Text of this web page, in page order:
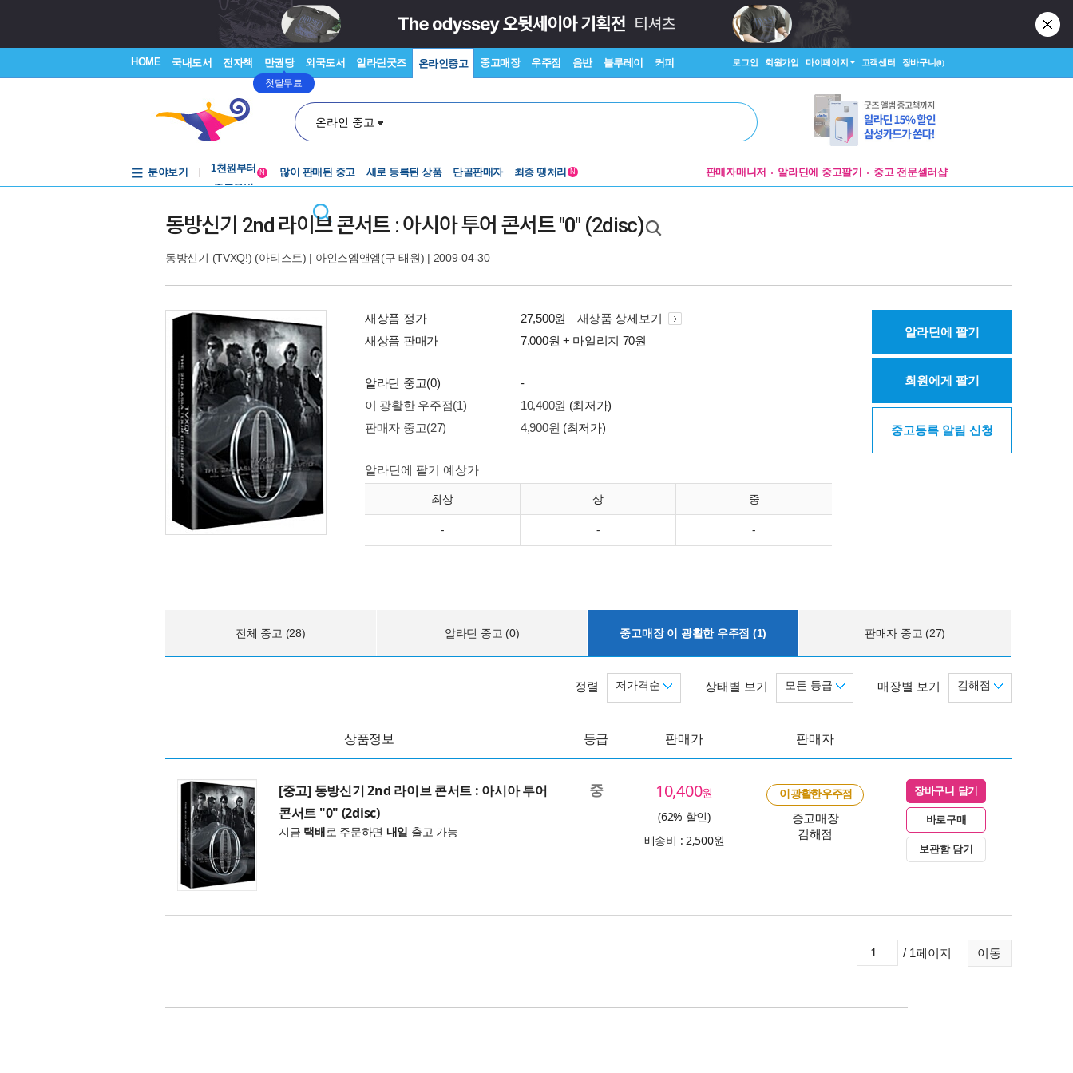
HOME 국내도서 전자책 만권당
첫달무료
외국도서 알라딘굿즈 온라인중고 중고매장 우주점 음반 블루레이 커피 로그인 회원가입 마이페이지 고객센터 장바구니(0)
온라인 중고
분야보기
중고음반
중고음반
N 많이 판매된 중고 새로 등록된 상품 단골판매자 최종 땡처리 N 판매자매니저 알라딘에 중고팔기 중고 전문셀러샵
동방신기 2nd 라이브 콘서트 : 아시아 투어 콘서트 "0" (2disc)
동방신기 (TVXQ!) (아티스트) | 아인스엠앤엠(구 태원) | 2009-04-30
새상품 정가 27,500원
새상품 상세보기
새상품 판매가
7,000원 + 마일리지 70원
알라딘 중고(0)
-
이 광활한 우주점(1)
10,400원 (최저가)
판매자 중고(27)
4,900원 (최저가)
알라딘에 팔기 예상가
최상 상 중
- - -
알라딘에 팔기
회원에게 팔기
중고등록 알림 신청
전체 중고 (28) 알라딘 중고 (0) 중고매장 이 광활한 우주점 (1) 판매자 중고 (27)
매장별 보기 김해점
상태별 보기 모든 등급
정렬 저가격순
상품정보 등급 판매가 판매자
[중고] 동방신기 2nd 라이브 콘서트 : 아시아 투어
콘서트 "0" (2disc)
지금 택배로 주문하면 내일 출고 가능
중 10,400원
(62% 할인)
배송비 : 2,500원
이 광활한 우주점
중고매장
김해점
장바구니 담기
바로구매
보관함 담기
이동
/ 1페이지